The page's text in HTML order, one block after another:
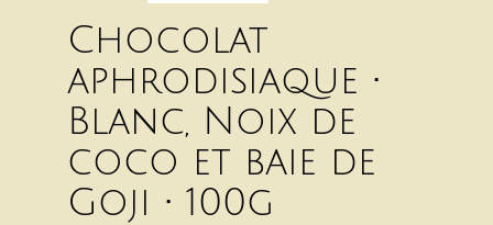
Chocolat
aphrodisiaque •
Blanc, Noix de
coco et baie de
Goji • 100g